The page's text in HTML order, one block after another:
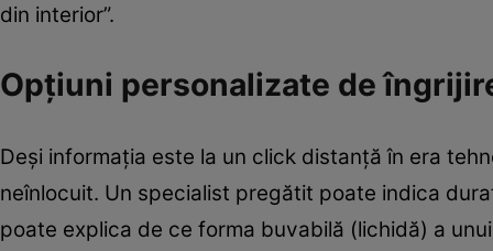
din interior”.
Opțiuni personalizate de
Deși informația este la un click distanță în era
neînlocuit. Un specialist pregătit poate indica
poate explica de ce forma buvabilă (lichidă) a